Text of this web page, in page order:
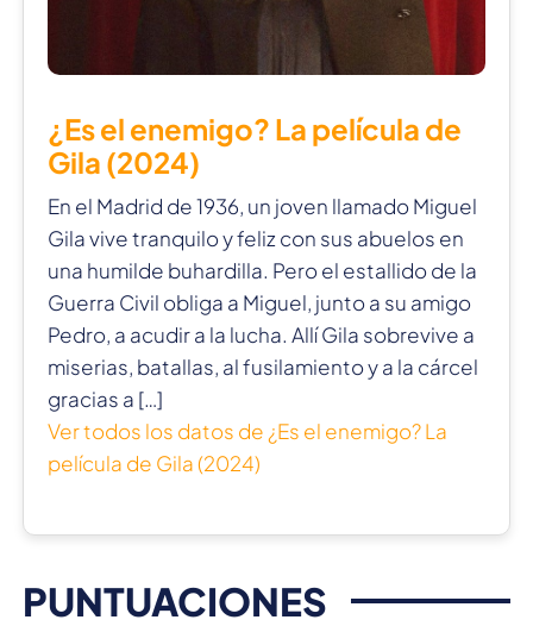
¿Es el enemigo? La película de
Gila (2024)
En el Madrid de 1936, un joven llamado Miguel
Gila vive tranquilo y feliz con sus abuelos en
una humilde buhardilla. Pero el estallido de la
Guerra Civil obliga a Miguel, junto a su amigo
Pedro, a acudir a la lucha. Allí Gila sobrevive a
miserias, batallas, al fusilamiento y a la cárcel
gracias a […]
Ver todos los datos de ¿Es el enemigo? La
película de Gila (2024)
PUNTUACIONES